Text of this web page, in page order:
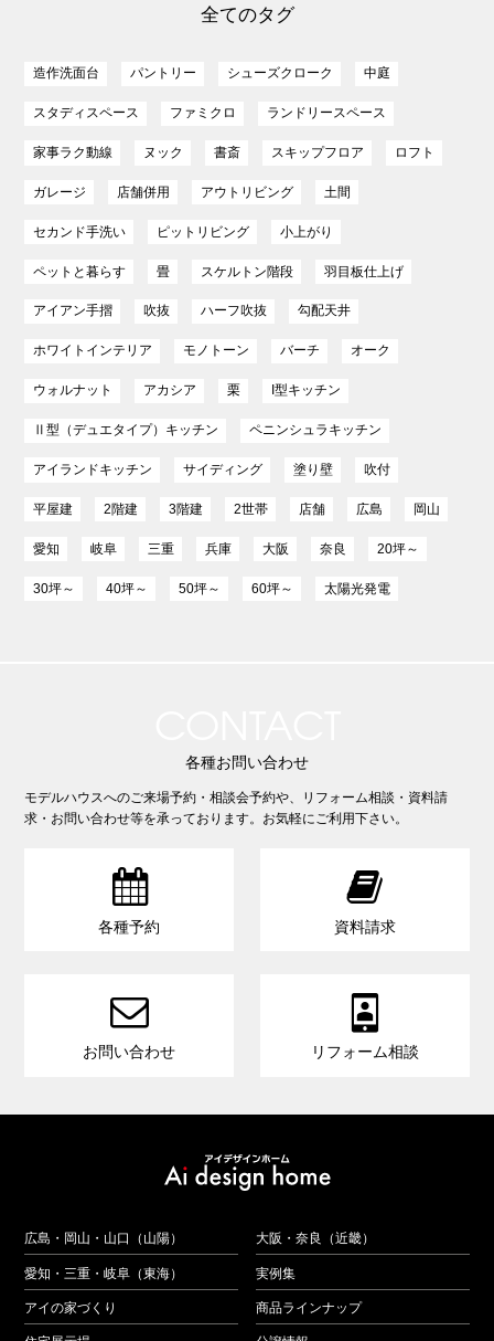
全てのタグ
造作洗面台 パントリー シューズクローク 中庭
スタディスペース ファミクロ ランドリースペース
家事ラク動線 ヌック 書斎 スキップフロア ロフト
ガレージ 店舗併用 アウトリビング 土間
セカンド手洗い ピットリビング 小上がり
ペットと暮らす 畳 スケルトン階段 羽目板仕上げ
アイアン手摺 吹抜 ハーフ吹抜 勾配天井
ホワイトインテリア モノトーン バーチ オーク
ウォルナット アカシア 栗 I型キッチン
Ⅱ型（デュエタイプ）キッチン ペニンシュラキッチン
アイランドキッチン サイディング 塗り壁 吹付
平屋建 2階建 3階建 2世帯 店舗 広島 岡山
愛知 岐阜 三重 兵庫 大阪 奈良 20坪～
30坪～ 40坪～ 50坪～ 60坪～ 太陽光発電
各種お問い合わせ
モデルハウスへのご来場予約・相談会予約や、リフォーム相談・資料請
求・お問い合わせ等を承っております。お気軽にご利用下さい。

各種予約

資料請求

お問い合わせ

リフォーム相談
広島・岡山・山口（山陽） 大阪・奈良（近畿）
愛知・三重・岐阜（東海） 実例集
アイの家づくり 商品ラインナップ